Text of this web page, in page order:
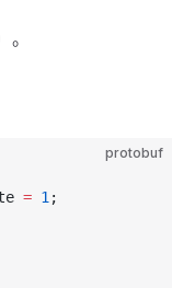
。
protobuf
= 1 ;